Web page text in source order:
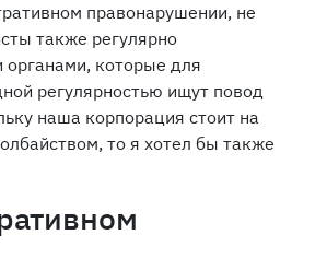
правонарушении, не
также регулярно
которые для
регулярностью ищут повод
наша корпорация стоит на
то я хотел бы также